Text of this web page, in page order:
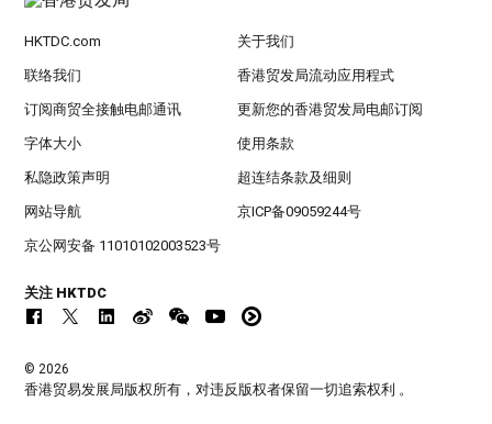
HKTDC.com 关于我们
联络我们 香港贸发局流动应用程式
订阅商贸全接触电邮通讯 更新您的香港贸发局电邮订阅
字体大小 使用条款
私隐政策声明 超连结条款及细则
网站导航 京ICP备09059244号
京公网安备 11010102003523号
关注 HKTDC
© 2026
香港贸易发展局版权所有，对违反版权者保留一切追索权利 。